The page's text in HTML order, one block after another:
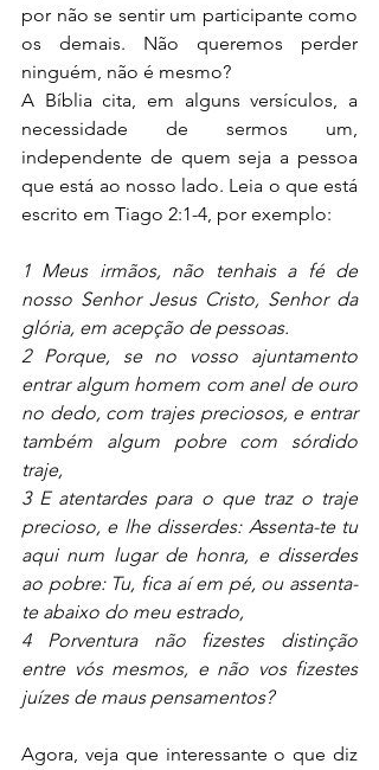
por não se sentir um participante como
os demais. Não queremos perder
ninguém, não é mesmo?
A Bíblia cita, em alguns versículos, a
necessidade de sermos um,
independente de quem seja a pessoa
que está ao nosso lado. Leia o que está
escrito em Tiago 2:1-4, por exemplo:
1 Meus irmãos, não tenhais a fé de
nosso Senhor Jesus Cristo, Senhor da
glória, em acepção de pessoas.
2 Porque, se no vosso ajuntamento
entrar algum homem com anel de ouro
no dedo, com trajes preciosos, e entrar
também algum pobre com sórdido
traje,
3 E atentardes para o que traz o traje
precioso, e lhe disserdes: Assenta-te tu
aqui num lugar de honra, e disserdes
ao pobre: Tu, fica aí em pé, ou assenta-
te abaixo do meu estrado,
4 Porventura não fizestes distinção
entre vós mesmos, e não vos fizestes
juízes de maus pensamentos?
Agora, veja que interessante o que diz